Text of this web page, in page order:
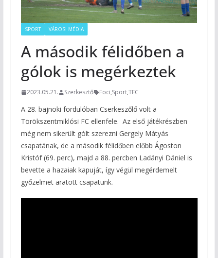
SPORT VÁROSI MÉDIA
A második félidőben a
gólok is megérkeztek
2023.05.21. Szerkesztő Foci,Sport,TFC
A 28. bajnoki fordulóban Cserkeszőlő volt a
Törökszentmiklósi FC ellenfele. Az első játékrészben
még nem sikerült gólt szerezni Gergely Mátyás
csapatának, de a második félidőben előbb Ágoston
Kristóf (69. perc), majd a 88. percben Ladányi Dániel is
bevette a hazaiak kapuját, így végül megérdemelt
győzelmet aratott csapatunk.